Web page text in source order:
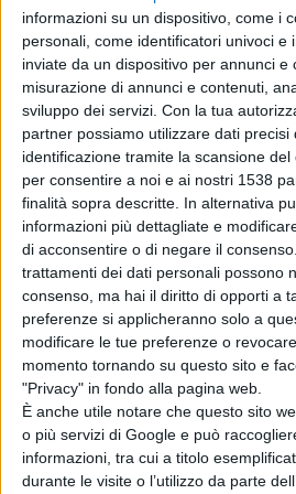
informazioni su un dispositivo, come i
personali, come identificatori univoci e
inviate da un dispositivo per annunci e
misurazione di annunci e contenuti,
sviluppo dei servizi. Con la tua
partner possiamo utilizzare dati precisi
identificazione tramite la scansione
per consentire a noi e ai nostri 1538
finalità sopra descritte. In alternativa
informazioni più dettagliate e
di acconsentire o di negare il consenso.
trattamenti dei dati personali possono
consenso, ma hai il diritto di opporti a
preferenze si applicheranno solo a
modificare le tue preferenze o
momento tornando su questo sito e
"Privacy" in fondo alla pagina web.
È anche utile notare che questo sito
o più servizi di Google e può
informazioni, tra cui a titolo
durante le visite o l’utilizzo da parte
celebrava l’uscita dal predissesto
ridurre le imposte locali e
aggiunge Sola -
una nuova tassa estiva e
spalle dei cittadini. E non si tratta
temporanea: è già stato
ogni anno, addirittura
dimostrazione del fatto che non
piano di mobilità ragionato, ma
per fare cassa. Come al solito,
visione organica della mobilità
alternative reali di trasporto
disincentivare l’utilizzo delle
potenziano le navette. Si